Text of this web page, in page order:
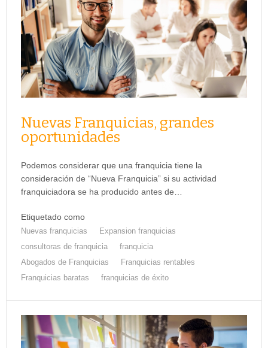
Nuevas Franquicias, grandes
oportunidades
Podemos considerar que una franquicia tiene la
consideración de “Nueva Franquicia” si su actividad
franquiciadora se ha producido antes de…
Etiquetado como
Nuevas franquicias
Expansion franquicias
consultoras de franquicia
franquicia
Abogados de Franquicias
Franquicias rentables
Franquicias baratas
franquicias de éxito